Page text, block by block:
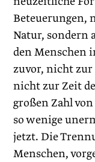
Beteuerungen,
Natur, sondern
den Menschen
zuvor, nicht zur
nicht zur Zeit
großen Zahl
so wenige
jetzt. Die
Menschen,